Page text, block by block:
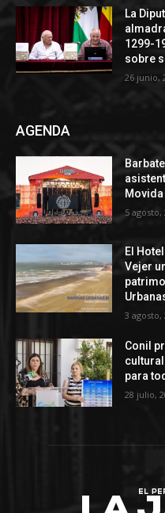
La
1299-
sobre
26 junio,
AGENDA
5 agosto,
El
Vejer
3 agosto,
Conil
para
28 julio,